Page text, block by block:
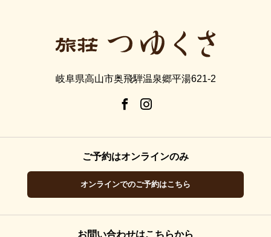
岐阜県高山市奥飛騨温泉郷平湯621-2
ご予約はオンラインのみ
オンラインでのご予約はこちら
お問い合わせはこちらから